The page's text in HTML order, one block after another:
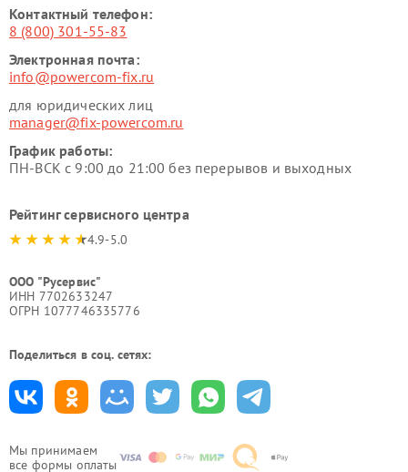
Мы принимаем
все формы оплаты
Контактный телефон:
8 (800) 301-55-83
Электронная почта:
info@powercom-fix.ru
для юридических лиц
manager@fix-powercom.ru
График работы:
ПН-ВСК с 9:00 до 21:00 без перерывов и выходных
Рейтинг сервисного центра
4.9-5.0
ООО "Русервис"
ИНН 7702633247
ОГРН 1077746335776
Поделиться в соц. сетях: